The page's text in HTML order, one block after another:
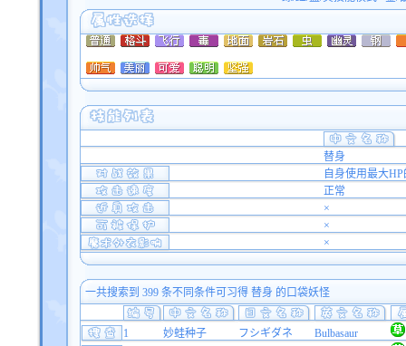
替身
自身使用最大
正常
×
×
×
一共搜索到 399 条不同条件可习得 替身 的口袋妖怪
1 妙蛙种子 フシギダネ
Bulbasaur